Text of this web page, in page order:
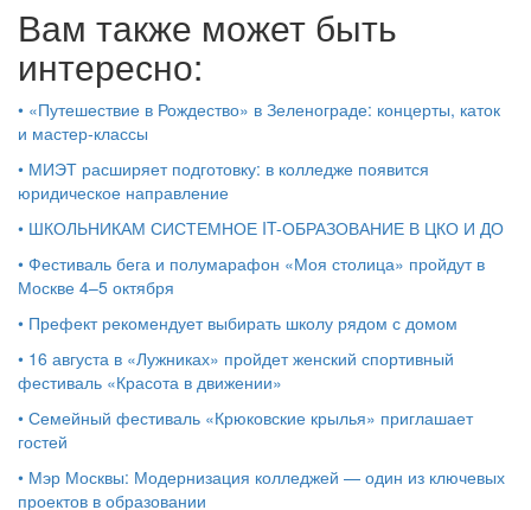
Вам также может быть
интересно:
• «Путешествие в Рождество» в Зеленограде: концерты, каток
и мастер‑классы
• МИЭТ расширяет подготовку: в колледже появится
юридическое направление
• ШКОЛЬНИКАМ СИСТЕМНОЕ IT-ОБРАЗОВАНИЕ В ЦКО И ДО
• Фестиваль бега и полумарафон «Моя столица» пройдут в
Москве 4–5 октября
• Префект рекомендует выбирать школу рядом с домом
• 16 августа в «Лужниках» пройдет женский спортивный
фестиваль «Красота в движении»
• Семейный фестиваль «Крюковские крылья» приглашает
гостей
• Мэр Москвы: Модернизация колледжей — один из ключевых
проектов в образовании